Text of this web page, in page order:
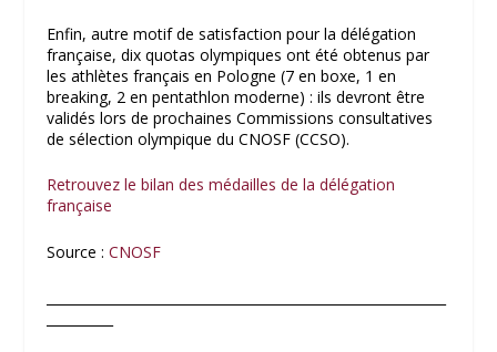
Enfin, autre motif de satisfaction pour la délégation
française, dix quotas olympiques ont été obtenus par
les athlètes français en Pologne (7 en boxe, 1 en
breaking, 2 en pentathlon moderne) : ils devront être
validés lors de prochaines Commissions consultatives
de sélection olympique du CNOSF (CCSO).
Retrouvez le bilan des médailles de la délégation
française
Source :CNOSF